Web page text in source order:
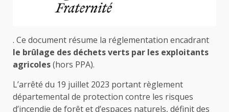
. Ce document résume la réglementation encadrant
le brûlage des déchets verts par les exploitants
agricoles(hors PPA).
L’arrêté du 19 juillet 2023 portant règlement
départemental de protection contre les risques
d’incendie de forêt et d’espaces naturels, définit des